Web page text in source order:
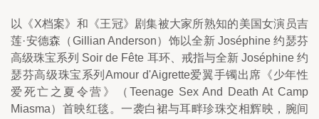
以《X档案》和《王冠》剧集被大家所熟知的美国女演员吉
莲·安德森（Gillian Anderson）饰以全新 Joséphine 约瑟芬
高级珠宝系列 Soir de Fête 耳环、戒指与全新 Joséphine 约
瑟芬高级珠宝系列Amour d'Aigrette爱翼手镯出席《少年性
爱死亡之夏令营》（Teenage Sex And Death At Camp
Miasma）首映红毯。一袭白裙与耳畔珍珠交相辉映，腕间